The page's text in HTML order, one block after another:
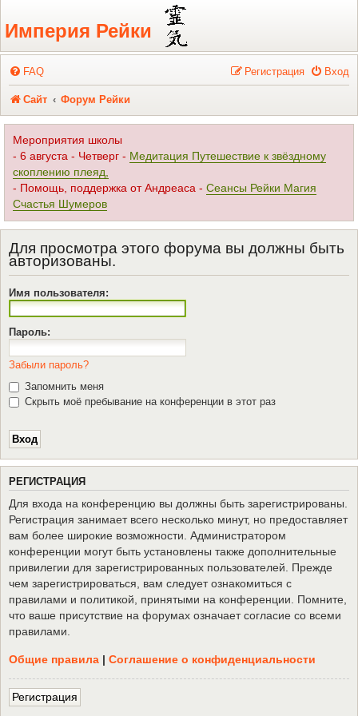
Регистрация
Империя Рейки
FAQ Вход
Регистрация
Сайт Форум Рейки
Мероприятия школы
- 6 августа - Четверг - Медитация Путешествие к звёздному
скоплению плеяд,
- Помощь, поддержка от Андреаса - Сеансы Рейки Магия
Счастья Шумеров
Для просмотра этого форума вы должны быть
авторизованы.
Имя пользователя:
Пароль:
Забыли пароль?
Запомнить меня
Скрыть моё пребывание на конференции в этот раз
РЕГИСТРАЦИЯ
Для входа на конференцию вы должны быть зарегистрированы.
Регистрация занимает всего несколько минут, но предоставляет
вам более широкие возможности. Администратором
конференции могут быть установлены также дополнительные
привилегии для зарегистрированных пользователей. Прежде
чем зарегистрироваться, вам следует ознакомиться с
правилами и политикой, принятыми на конференции. Помните,
что ваше присутствие на форумах означает согласие со всеми
правилами.
Общие правила | Соглашение о конфиденциальности
Регистрация